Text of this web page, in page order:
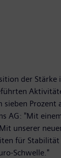
der Stärke
AG: "Mit
unserer
für
Schwelle."